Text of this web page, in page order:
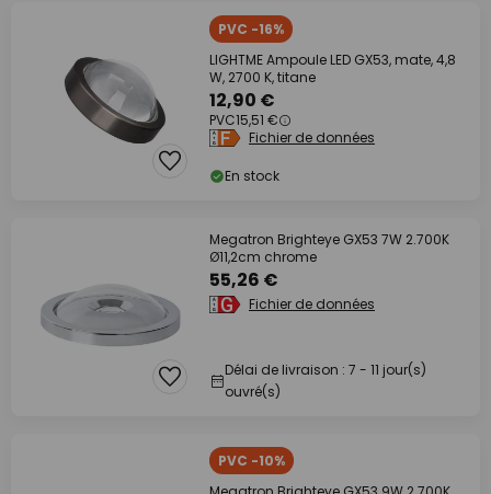
PVC -16%
LIGHTME Ampoule LED GX53, mate, 4,8
W, 2700 K, titane
12,90 €
PVC15,51 €
Fichier de données
En stock
Megatron Brighteye GX53 7W 2.700K
Ø11,2cm chrome
55,26 €
Fichier de données
Délai de livraison : 7 - 11 jour(s)
ouvré(s)
PVC -10%